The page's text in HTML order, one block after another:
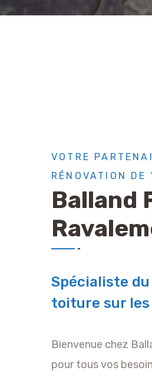
VOTRE
RÉNOVATION DE
Balland
Spécialiste
toiture sur
Bienvenue chez
pour tous vos